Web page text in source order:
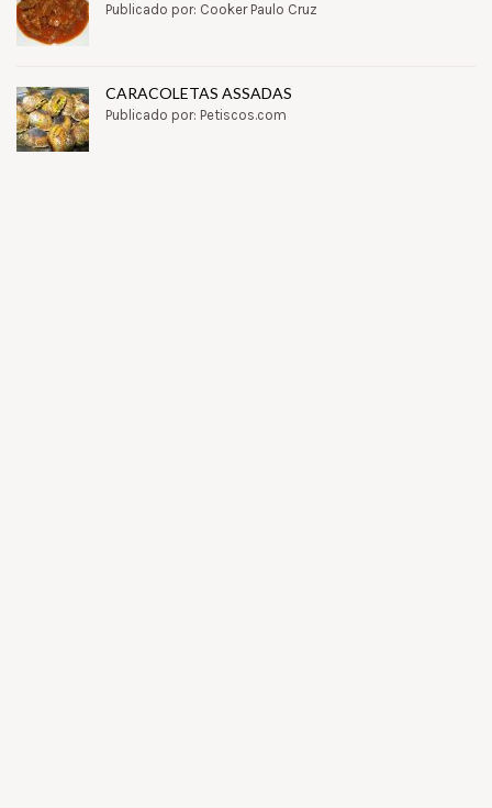
Publicado por: Cooker Paulo Cruz
CARACOLETAS ASSADAS
Publicado por: Petiscos.com